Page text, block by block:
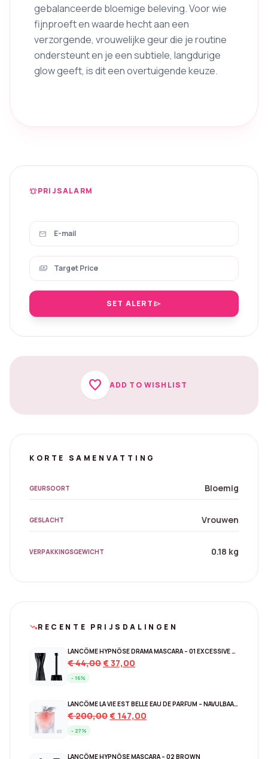
gebalanceerde bloemige beleving. Voor wie
fijnproeft en waarde hecht aan een
verzorgende, vrouwelijke geur die je routine
ondersteunt en je een subtiele, langdurige
glow geeft, is dit een overtuigende keuze.
notifications_activePRIJSALARM
mail
payments
SET ALERTsend
favorite ADD TO WISHLIST
KORTE SAMENVATTING
GEURSOORT Bloemig
GESLACHT Vrouwen
VERPAKKINGSGEWICHT 0.18 kg
trending_downRECENTE PRIJSDALINGEN
LANCÔME HYPNÔSE DRAMA MASCARA – 01 EXCESSIVE BLACK
€44,00Original
€37,00
- 16%
LANCÔME LA VIE EST BELLE EAU DE PARFUM – NAVULBAAR 150 ML
€200,00Original
€ 200,00.
€ 147,00
- 27%
LANCÔME HYPNÔSE MASCARA – 02 BROWN